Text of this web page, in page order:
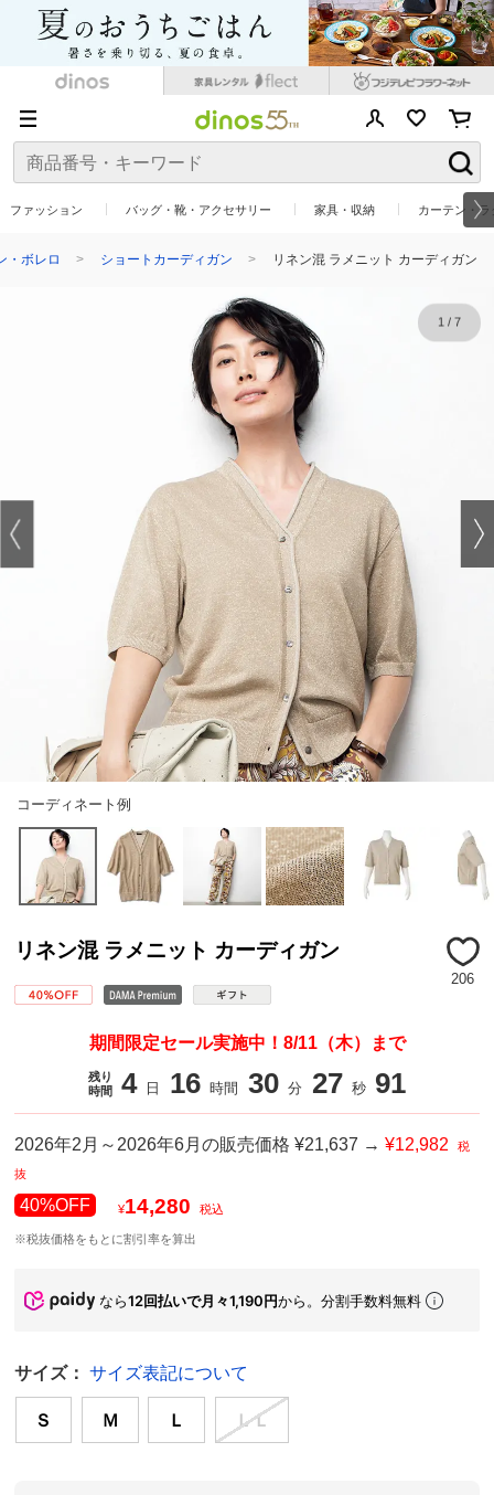
ファッション バッグ・靴・アクセサリー 家具・収納 カーテン・
・ボレロ ショートカーディガン リネン混 ラメニット カーディガン
コーディネート例
1/ 7
リネン混 ラメニット カーディガン
206
期間限定セール実施中！8/11（木）まで
残り
時間
4 日 16 時間 30 分 27 秒 21
2026年2月～2026年6月の販売価格 ¥21,637 →¥12,982 税
抜
40%OFF ¥14,280 税込
※税抜価格をもとに割引率を算出
なら12回払いで月々1,190円から。分割手数料無料
サイズ： サイズ表記について
Ｓ Ｍ Ｌ ＬＬ